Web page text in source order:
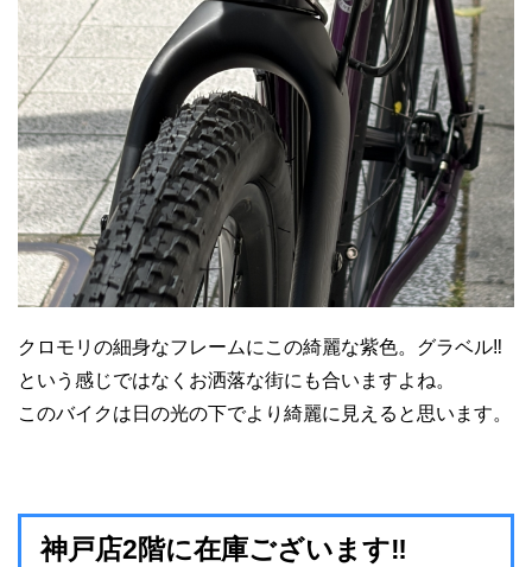
クロモリの細身なフレームにこの綺麗な紫色。グラベル‼
という感じではなくお洒落な街にも合いますよね。
このバイクは日の光の下でより綺麗に見えると思います。
神戸店2階に在庫ございます‼